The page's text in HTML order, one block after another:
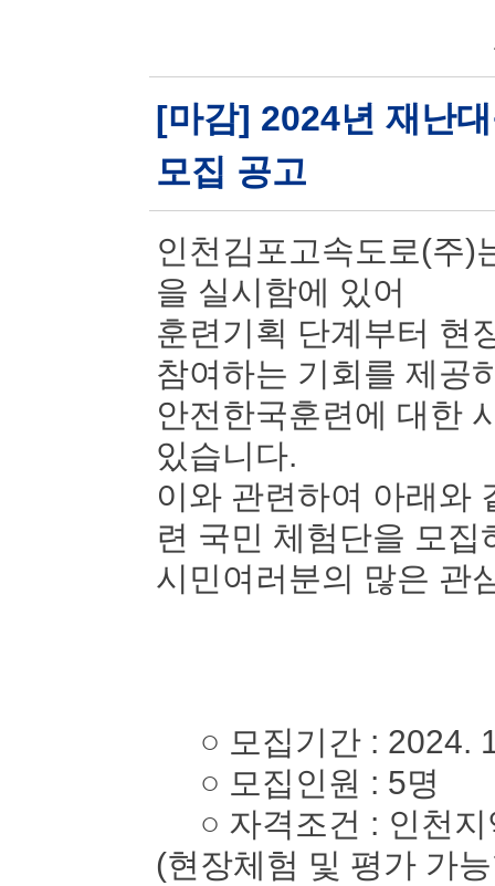
[마감] 2024년 재난
모집 공고
인천김포고속도로(주)
을 실시함에 있어
훈련기획 단계부터 현
참여하는 기회를 제공
안전한국훈련에 대한
있습니다.
이와 관련하여 아래와
련 국민 체험단을 모집
시민여러분의 많은 관
○ 모집기간 : 2024.
○ 모집인원 : 5명
○ 자격조건 : 인천지
(현장체험 및 평가 가